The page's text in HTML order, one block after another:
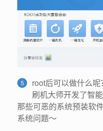
5
root后可以做什么呢
刷机大师开发了智
那些可恶的系统预装软
系统问题～